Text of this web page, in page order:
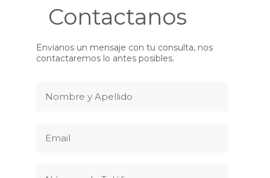
Contactanos
Envianos un mensaje con tu consulta, nos
contactaremos lo antes posibles.